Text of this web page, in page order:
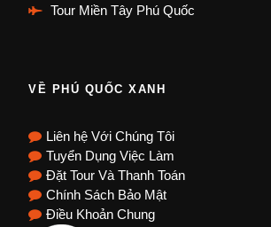
Tour Miền Tây Phú Quốc
VỀ PHÚ QUỐC XANH
Liên hệ Với Chúng Tôi
Tuyển Dụng Việc Làm
Đặt Tour Và Thanh Toán
Chính Sách Bảo Mật
Điều Khoản Chung